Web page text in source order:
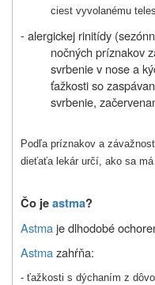
ciest vyvolanému
- alergickej rinitídy
nočných príznakov
svrbenie v nose a
ťažkosti so
svrbenie,
Podľa príznakov a
dieťaťa lekár určí, ako sa
Čo jeastma?
Astmaje dlhodobé
Astmazahŕňa:
- ťažkosti s dýchaním z